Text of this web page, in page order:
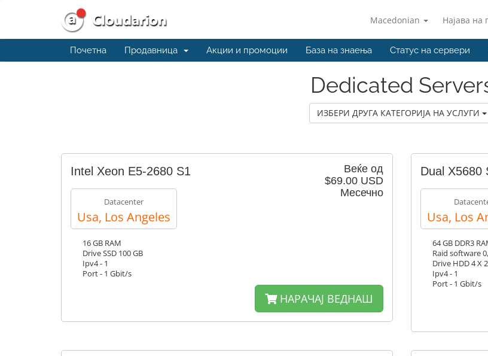
Macedonian Најава на
Почетна Продавница Акции и промоции База на знаења Статус на сервери
Dedicated
ИЗБЕРИ ДРУГА КАТЕГОРИЈА НА УСЛУГИ
Веќе од
$69.00 USD
Месечно
Intel Xeon E5-2680 S1
Datacenter
Usa, Los Angeles
16 GB RAM
Drive SSD 100 GB
Ipv4 - 1
Port - 1 Gbit/s
НАРАЧАЈ ВЕДНАШ
Dual X5680
Usa, Los
64 GB DDR3
Raid software
Drive HDD 4 X
Ipv4 - 1
Port - 1 Gbit/s